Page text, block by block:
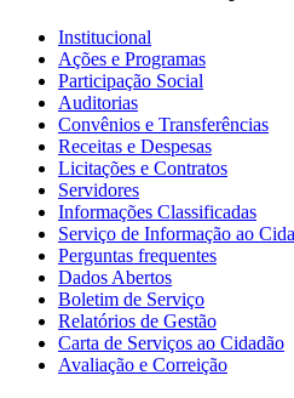
Institucional
Ações e Programas
Participação Social
Auditorias
Convênios e Transferências
Receitas e Despesas
Licitações e Contratos
Servidores
Informações Classificadas
Serviço de Informação ao
Perguntas frequentes
Dados Abertos
Boletim de Serviço
Relatórios de Gestão
Carta de Serviços ao Cidadão
Avaliação e Correição